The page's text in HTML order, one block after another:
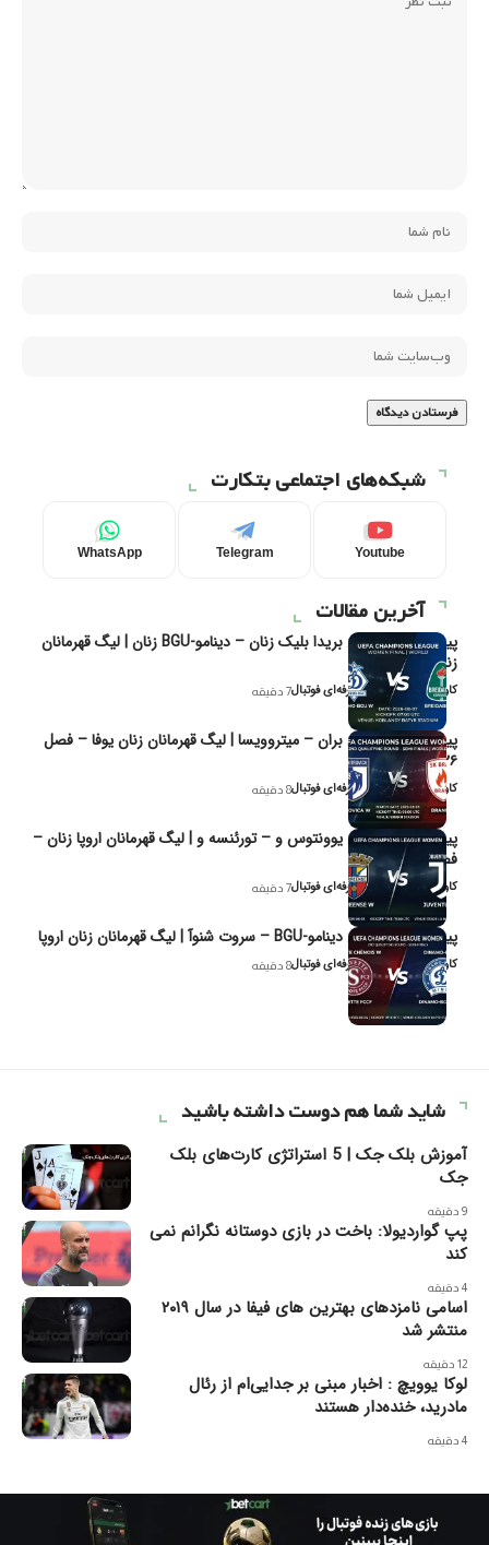
شبکه‌های اجتماعی بتکارت
Youtube
Telegram
WhatsApp
آخرین مقالات
پیش‌بینی و تحلیل بریدا بلیک زنان – دینامو-BGU زنان | لیگ قهرمانان
زنان یوفا
کاوه نیک‌فر، تحلیل‌گر حرفه‌ای فوتبال7 دقیقه
پیش‌بینی و تحلیل بران – میتروویسا | لیگ قهرمانان زنان یوفا – فصل
۲۰۲۶
کاوه نیک‌فر، تحلیل‌گر حرفه‌ای فوتبال8 دقیقه
پیش‌بینی و تحلیل یوونتوس و – تورئنسه و | لیگ قهرمانان اروپا زنان –
فصل ۲۰۲۶
کاوه نیک‌فر، تحلیل‌گر حرفه‌ای فوتبال7 دقیقه
پیش‌بینی و تحلیل دینامو-BGU – سروت شنوآ | لیگ قهرمانان زنان اروپا
کاوه نیک‌فر، تحلیل‌گر حرفه‌ای فوتبال8 دقیقه
شاید شما هم دوست داشته باشید
آموزش بلک جک | 5 استراتژی کارت‌های بلک
جک
9 دقیقه
پپ گواردیولا: باخت در بازی دوستانه نگرانم نمی
کند
4 دقیقه
اسامی نامزدهای بهترین های فیفا در سال ۲۰۱۹
منتشر شد
12 دقیقه
لوکا یوویچ : اخبار مبنی بر جدایی‌ام از رئال
مادرید، خنده‌دار هستند
4 دقیقه